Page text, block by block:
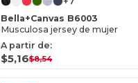
Bella+Canvas B6003
Musculosa jersey de mujer
A partir de:
$5,16$8,54